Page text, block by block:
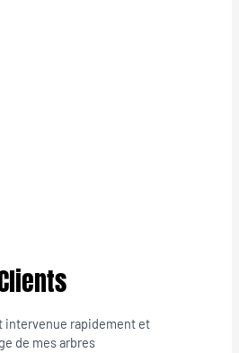
intervenue rapidement et
de mes arbres